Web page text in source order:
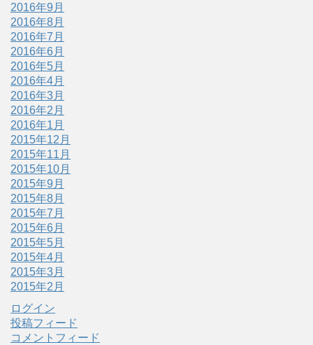
2016年9月
2016年8月
2016年7月
2016年6月
2016年5月
2016年4月
2016年3月
2016年2月
2016年1月
2015年12月
2015年11月
2015年10月
2015年9月
2015年8月
2015年7月
2015年6月
2015年5月
2015年4月
2015年3月
2015年2月
ログイン
投稿フィード
コメントフィード